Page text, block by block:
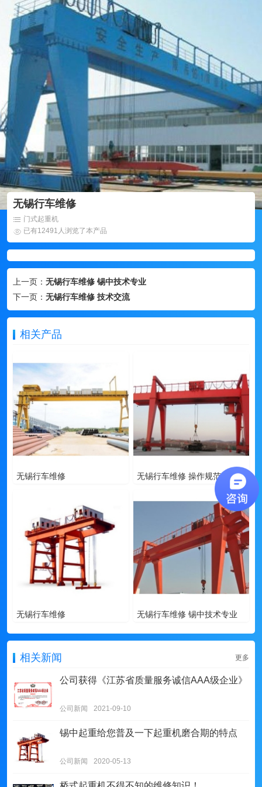
无锡行车维修
门式起重机
已有12491人浏览了本产品
上一页： 无锡行车维修 锡中技术专业
下一页： 无锡行车维修 技术交流
相关产品
无锡行车维修 无锡行车维修 操作规范技术专业
无锡行车维修 无锡行车维修 锡中技术专业
相关新闻 更多
公司获得《江苏省质量服务诚信AAA级企业》
公司新闻 2021-09-10
锡中起重给您普及一下起重机磨合期的特点
公司新闻 2020-05-13